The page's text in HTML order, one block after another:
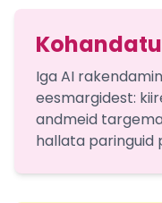
Iga AI
eesmargidest:
andmeid
hallata paringuid